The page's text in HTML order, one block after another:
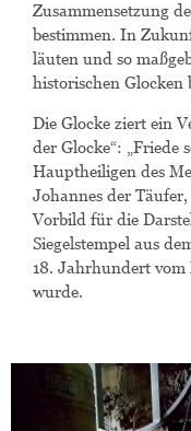
Zusammensetzung
bestimmen. In
läuten und so
historischen Glocken
Die Glocke ziert ein
der Glocke“: „Friede
Hauptheiligen des
Johannes der
Vorbild für die
Siegelstempel aus
18. Jahrhundert
wurde.